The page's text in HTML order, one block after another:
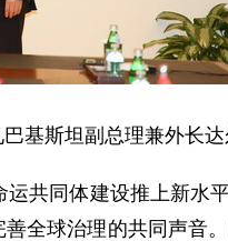
基斯坦副总理兼外长达
共同体建设推上新水
全球治理的共同声音